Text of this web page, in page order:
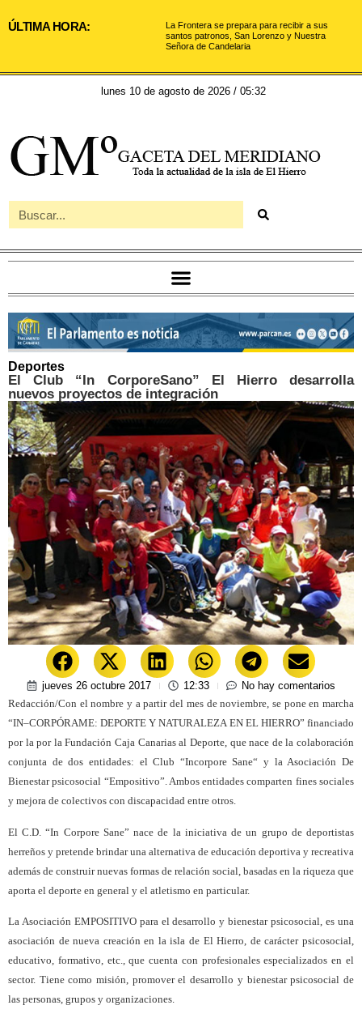
ÚLTIMA HORA:
La Frontera se prepara para recibir a sus
santos patronos, San Lorenzo y Nuestra
Señora de Candelaria
lunes 10 de agosto de 2026 / 05:32
Deportes
El Club “In CorporeSano” El Hierro desarrolla
nuevos proyectos de integración
jueves 26 octubre 2017 12:33
No hay comentarios
Redacción/Con el nombre y a partir del mes de noviembre, se pone en marcha
“IN–CORPÓRAME: DEPORTE Y NATURALEZA EN EL HIERRO” financiado
por la por la Fundación Caja Canarias al Deporte, que nace de la colaboración
conjunta de dos entidades: el Club “Incorpore Sane“ y la Asociación De
Bienestar psicosocial “Empositivo”. Ambos entidades comparten fines sociales
y mejora de colectivos con discapacidad entre otros.
El C.D. “In Corpore Sane” nace de la iniciativa de un grupo de deportistas
herreños y pretende brindar una alternativa de educación deportiva y recreativa
además de construir nuevas formas de relación social, basadas en la riqueza que
aporta el deporte en general y el atletismo en particular.
La Asociación EMPOSITIVO para el desarrollo y bienestar psicosocial, es una
asociación de nueva creación en la isla de El Hierro, de carácter psicosocial,
educativo, formativo, etc., que cuenta con profesionales especializados en el
sector. Tiene como misión, promover el desarrollo y bienestar psicosocial de
las personas, grupos y organizaciones.